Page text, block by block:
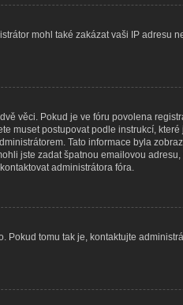
mohl také zakázat vaši IP adresu
věci. Pokud je ve fóru povolena
muset postupovat podle instrukcí,
Tato informace byla
jste zadat špatnou emailovou
administrátora fóra.
tomu tak je, kontaktujte